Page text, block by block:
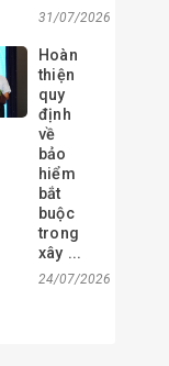
31/07/2026
Hoàn
thiện
quy
định
về
bảo
hiểm
bắt
buộc
trong
xây ...
24/07/2026